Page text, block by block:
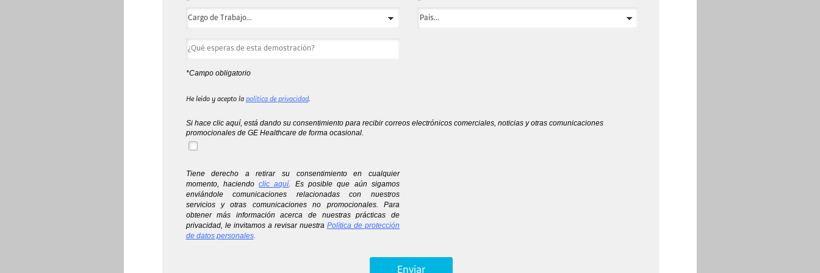
*Campo obligatorio
He leído y acepto la política de privacidad.
Si hace clic aquí, está dando su consentimiento para recibir correos electrónicos comerciales, noticias y otras comunicaciones
promocionales de GE Healthcare de forma ocasional.
Tiene derecho a retirar su consentimiento en cualquier
momento, haciendoclic aquí. Es posible que aún sigamos
enviándole comunicaciones relacionadas con nuestros
servicios y otras comunicaciones no promocionales. Para
obtener más información acerca de nuestras prácticas de
privacidad, le invitamos a revisar nuestra Política de protección
de datos personales.
Enviar